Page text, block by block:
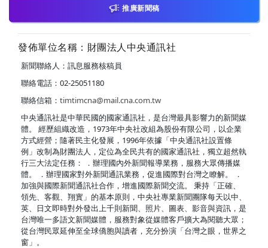
推廣新聞稿
發佈單位名稱：財團法人中央通訊社
新聞聯絡人：訊息服務核稿員
聯絡電話：02-25051180
聯絡信箱： timtimcna@mail.cna.com.tw
中央通訊社是中華民國的國家通訊社，是台灣最具影響力的新聞媒
體。 經歷組織改造，1973年中央社改組為股份有限公司，以企業
方式經營；隨著民主化發展，1996年依據「中央通訊社設置條
例」改制為財團法人，定位為全民共有的國家通訊社，獨立超然執
行三大法定任務： ．辦理國內外新聞報導業務，服務大眾傳播媒
體。 ．辦理國家對外新聞通訊業務，促進國際對台灣之瞭解。 ．
加強與國際新聞通訊社合作，增進國際新聞交流。 秉持「正確、
領先、客觀、翔實」的基本原則，中央社專業新聞團隊每天以中、
英、日文即時對外發出上千則新聞、照片、圖表、影音與資訊，是
台灣唯一多語文新聞媒體，服務對象從媒體客戶擴大為閱聽大眾；
從台灣民眾延伸至全球僑胞與讀者，充分扮演「台灣之眼，世界之
窗」。